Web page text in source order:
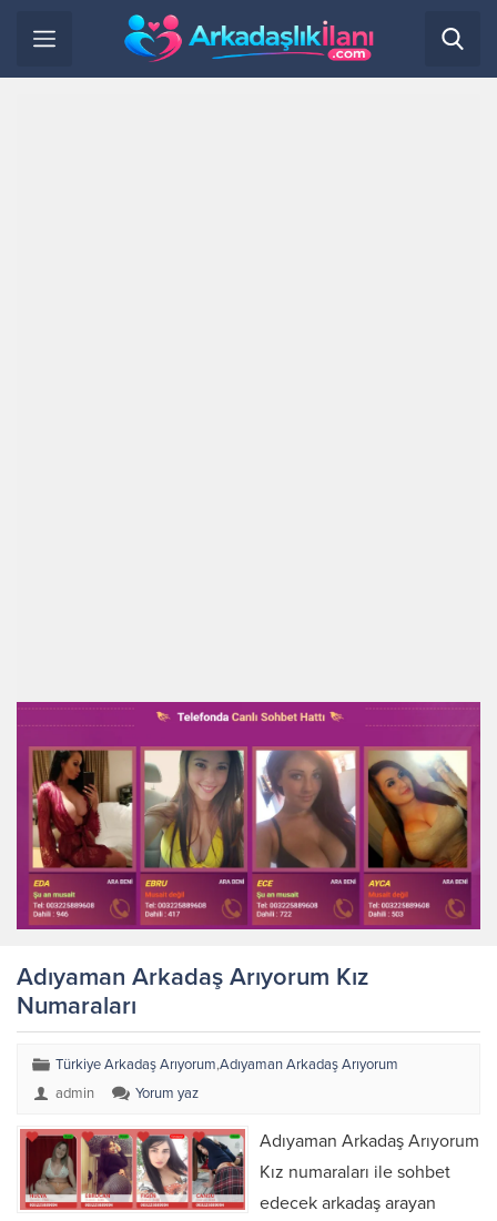
Adıyaman Arkadaş Arıyorum Kız
Numaraları
Türkiye Arkadaş Arıyorum,Adıyaman Arkadaş Arıyorum
admin
Yorum yaz
Adıyaman Arkadaş Arıyorum
Kız numaraları ile sohbet
edecek arkadaş arayan